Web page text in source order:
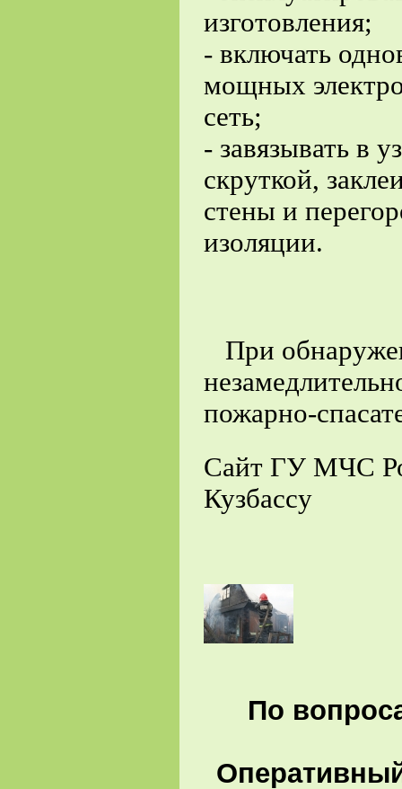
изготовления;
- включать
мощных
сеть;
- завязывать в
скруткой,
стены и
изоляции.
При
пожарно-
Сайт ГУ МЧС
Кузбассу
По